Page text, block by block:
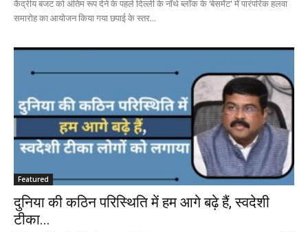
केंद्रीय बजट को अंतिम रूप देने के पहले दिल्ली के नॉर्थ ब्लॉक के ‘बेसमेंट' में पारंपरिक हलवा
समारोह का आयोजन किया गया छपाई के स्तर...
Featured
दुनिया की कठिन परिस्थिति में हम आगे बढ़े हैं, स्वदेशी
टीका...